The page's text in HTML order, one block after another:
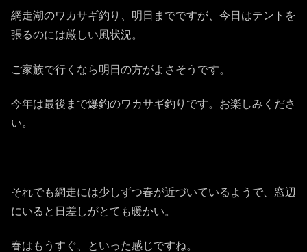
網走湖のワカサギ釣り、明日までですが、今日はテントを
張るのには厳しい風状況。
ご家族で行くなら明日の方がよさそうです。
今年は最後まで爆釣のワカサギ釣りです。お楽しみくださ
い。
それでも網走には少しずつ春が近づいているようで、窓辺
にいると日差しがとても暖かい。
春はもうすぐ、といった感じですね。